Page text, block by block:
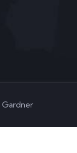
Gardner